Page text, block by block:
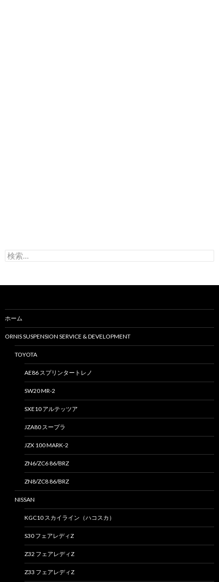
検
索
ホーム
ORNIS SUSPENSION SERVICE & DEVELOPMENT
TOYOTA
AE86 スプリンタートレノ
SW20 MR-2
SXE10 アルテッツア
JZA80 スープラ
JZX 100 MARK-2
ZN6/ZC6 86/BRZ
ZN8/ZC8 86/BRZ
NISSAN
KGC10 スカイライン（ハコスカ）
S30 フェアレディZ
Z32 フェアレディZ
Z33 フェアレディZ